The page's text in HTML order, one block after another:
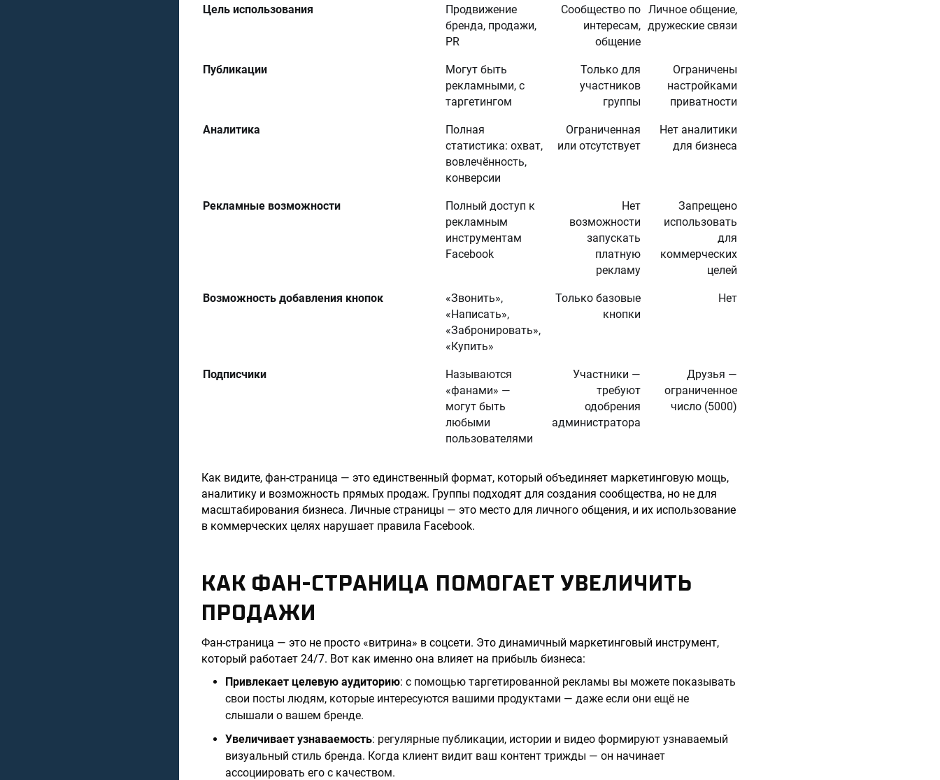
Цель использования
Продвижение
бренда, продажи,
PR
Сообщество по
интересам,
общение
Личное общение,
дружеские связи
Публикации
Могут быть
рекламными, с
таргетингом
Только для
участников
группы
Ограничены
настройками
приватности
Аналитика
Полная
статистика: охват,
вовлечённость,
конверсии
Ограниченная
или отсутствует
Нет аналитики
для бизнеса
Рекламные возможности
Полный доступ к
рекламным
инструментам
Facebook
Нет
возможности
запускать
платную
рекламу
Запрещено
использовать
для
коммерческих
целей
Возможность добавления кнопок
«Звонить»,
«Написать»,
«Забронировать»,
«Купить»
Только базовые
кнопки
Нет
Подписчики
Называются
«фанами» —
могут быть
любыми
пользователями
Участники —
требуют
одобрения
администратора
Друзья —
ограниченное
число (5000)
Как видите, фан-страница — это единственный формат, который объединяет маркетинговую мощь,
аналитику и возможность прямых продаж. Группы подходят для создания сообщества, но не для
масштабирования бизнеса. Личные страницы — это место для личного общения, и их использование
в коммерческих целях нарушает правила Facebook.
КАК ФАН-СТРАНИЦА ПОМОГАЕТ УВЕЛИЧИТЬ
ПРОДАЖИ
Фан-страница — это не просто «витрина» в соцсети. Это динамичный маркетинговый инструмент,
который работает 24/7. Вот как именно она влияет на прибыль бизнеса:
Привлекает целевую аудиторию: с помощью таргетированной рекламы вы можете показывать
свои посты людям, которые интересуются вашими продуктами — даже если они ещё не
слышали о вашем бренде.
Увеличивает узнаваемость: регулярные публикации, истории и видео формируют узнаваемый
визуальный стиль бренда. Когда клиент видит ваш контент трижды — он начинает
ассоциировать его с качеством.